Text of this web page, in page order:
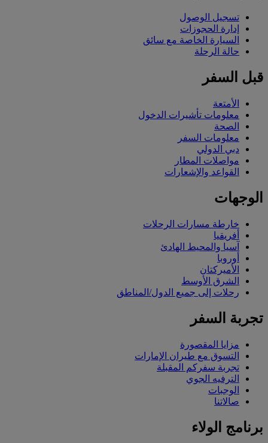
تسجيل الوصول
إدارة الحجوزات
السيارة الخاصة مع سائق
حالة الرحلة
قبل السفر
الأمتعة
معلومات تأشيرات الدخول
الصحة
معلومات السفر
دبي الدولي
مواصلات المطار
القواعد والإشعارات
الوجهات
خارطة مسارات الرحلات
أفريقيا
آسيا والمحيط الهادئ
أوروبا
الأميركتان
الشرق الأوسط
رحلات إلى جميع الدول/المناطق
تجربة السفر
مزايا المقصورة
التسوق مع طيران الإمارات
تجربة سفركم المقبلة
الترفيه الجوي
الوجبات
صالاتنا
برنامج الولاء